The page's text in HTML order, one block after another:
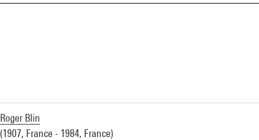
Roger Blin
(1907, France - 1984, France)